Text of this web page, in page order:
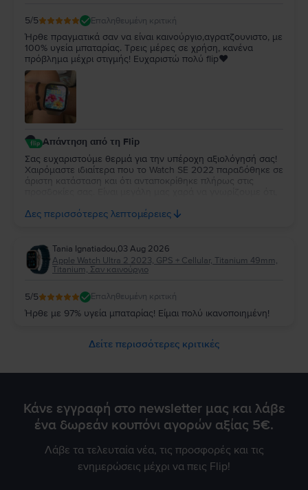
5/5 Επαληθευμένη κριτική
Ήρθε πραγματικά σαν να είναι καινούργιο,αγρατζουνιστο, με
100% υγεία μπαταρίας. Τρεις μέρες σε χρήση, κανένα
πρόβλημα μέχρι στιγμής! Ευχαριστώ πολύ flip❤️
Απάντηση από τη Flip
Σας ευχαριστούμε θερμά για την υπέροχη αξιολόγησή σας!
Χαιρόμαστε ιδιαίτερα που το Watch SE 2022 παραδόθηκε σε
άριστη κατάσταση και ότι ανταποκρίθηκε πλήρως στις
απολαύσετε τη νέα σας συσκευή για πολλά χρόνια!
Δες περισσότερες λεπτομέρειες
Tania Ignatiadou,03 Aug 2026
Apple Watch Ultra 2 2023, GPS + Cellular, Titanium 49mm,
Titanium, Σαν καινούργιο
5/5 Επαληθευμένη κριτική
Ήρθε με 97% υγεία μπαταρίας! Είμαι πολύ ικανοποιημένη!
Δείτε περισσότερες κριτικές
Κάνε εγγραφή στο newsletter μας και λάβε
ένα δωρεάν κουπόνι αγορών αξίας 5€.
Λάβε τα τελευταία νέα, τις προσφορές και τις
ενημερώσεις μέχρι να πεις Flip!